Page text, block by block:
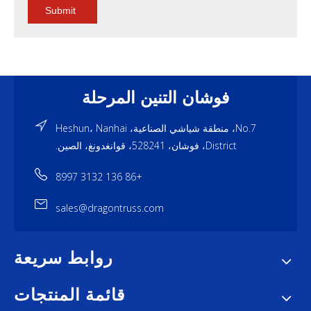
Submit
فوشان التنين المرحلة
No.7، منطقة شياشي الصناعية، Heshun، Nanhai
District، فوشان، 528241، قوانغدونغ، الصين.
+86 136 3132 8997
sales@dragontruss.com
روابط سريعة
قائمة المنتجات